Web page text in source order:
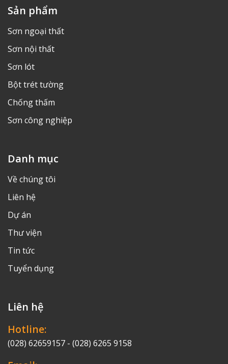
13
14
Sản phẩm
Sơn ngoại thất
Sơn nội thất
Sơn lót
Bột trét tường
Chống thấm
Sơn công nghiệp
Danh mục
Về chúng tôi
Liên hệ
Dự án
Thư viện
Tin tức
Tuyển dụng
Liên hệ
Hotline:
(028) 62659157 - (028) 6265 9158